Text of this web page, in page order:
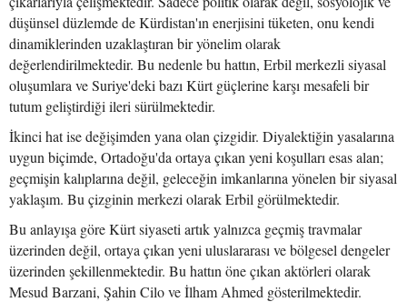
düşünsel düzlemde de Kürdistan'ın enerjisini tüketen, onu kendi
dinamiklerinden uzaklaştıran bir yönelim olarak
değerlendirilmektedir. Bu nedenle bu hattın, Erbil merkezli siyasal
oluşumlara ve Suriye'deki bazı Kürt güçlerine karşı mesafeli bir
tutum geliştirdiği ileri sürülmektedir.
İkinci hat ise değişimden yana olan çizgidir. Diyalektiğin yasalarına
uygun biçimde, Ortadoğu'da ortaya çıkan yeni koşulları esas alan;
geçmişin kalıplarına değil, geleceğin imkanlarına yönelen bir siyasal
yaklaşım. Bu çizginin merkezi olarak Erbil görülmektedir.
Bu anlayışa göre Kürt siyaseti artık yalnızca geçmiş travmalar
üzerinden değil, ortaya çıkan yeni uluslararası ve bölgesel dengeler
üzerinden şekillenmektedir. Bu hattın öne çıkan aktörleri olarak
Mesud Barzani, Şahin Cilo ve İlham Ahmed gösterilmektedir.